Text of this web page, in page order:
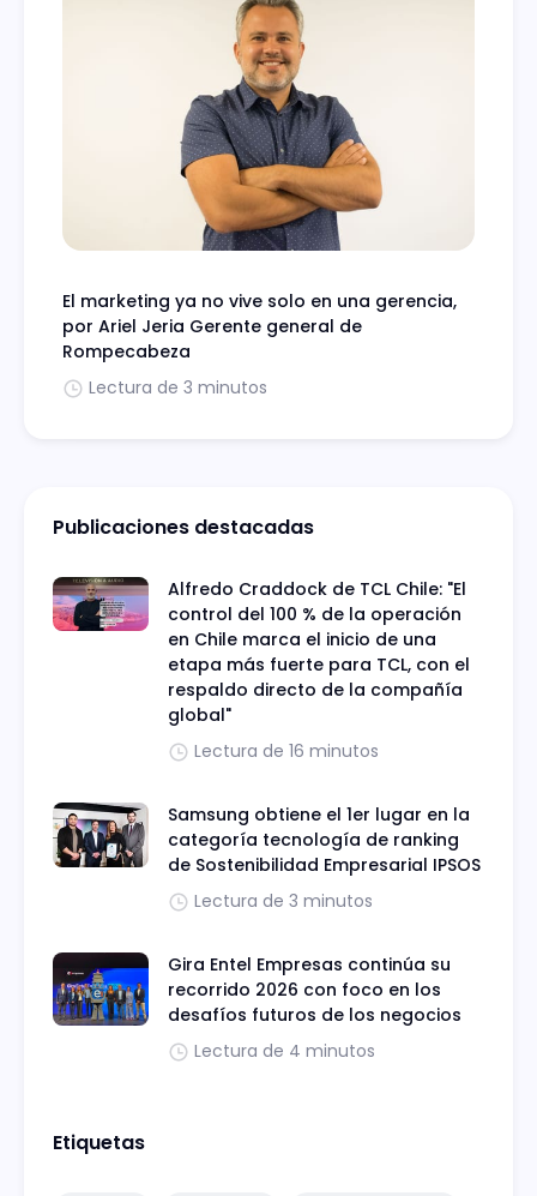
El marketing ya no vive solo en una gerencia,
por Ariel Jeria Gerente general de
Rompecabeza
Lectura de 3 minutos
Publicaciones destacadas
Alfredo Craddock de TCL Chile: "El
control del 100 % de la operación
en Chile marca el inicio de una
etapa más fuerte para TCL, con el
respaldo directo de la compañía
global"
Lectura de 16 minutos
Samsung obtiene el 1er lugar en la
categoría tecnología de ranking
de Sostenibilidad Empresarial IPSOS
Lectura de 3 minutos
Gira Entel Empresas continúa su
recorrido 2026 con foco en los
desafíos futuros de los negocios
Lectura de 4 minutos
Etiquetas